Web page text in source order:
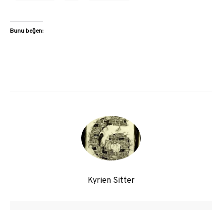
Bunu beğen:
Kyrien Sitter